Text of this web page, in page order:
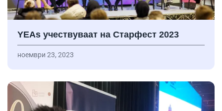
YEAs учествуваат на Старфест 2023
ноември 23, 2023